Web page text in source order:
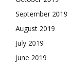
September 2019
August 2019
July 2019
June 2019